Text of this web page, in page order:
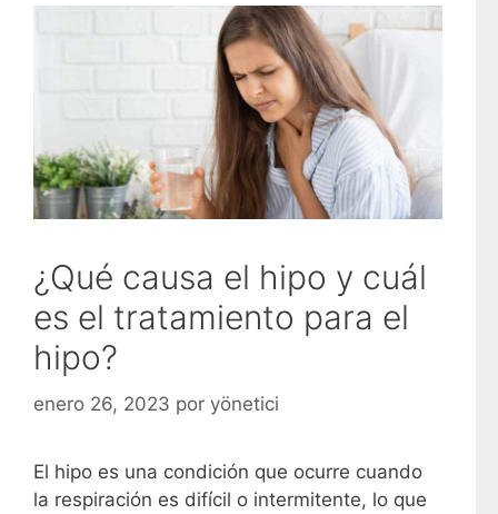
¿Qué causa el hipo y cuál
es el tratamiento para el
hipo?
enero 26, 2023 por yönetici
El hipo es una condición que ocurre cuando
la respiración es difícil o intermitente, lo que